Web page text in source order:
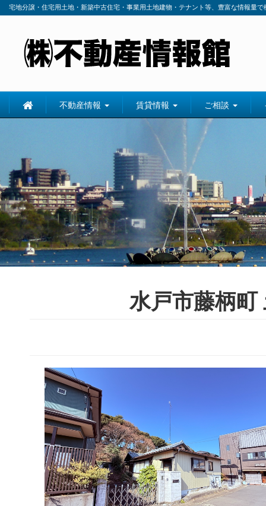
宅地分譲・住宅用土地・新築中古住宅・事業用土地建物・テナント等、豊富な情報量
不動産情報 賃貸情報 ご相談
水戸市藤柄町